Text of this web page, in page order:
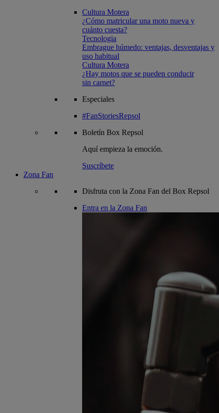
Cultura Motera
¿Cómo matricular una moto nueva y
cuánto cuesta?
Tecnologia
Embrague húmedo: ventajas, desventajas y
uso habitual
Cultura Motera
¿Hay motos que se pueden conducir
sin carnet?
Especiales
#FanStoriesRepsol
Boletín Box Repsol
Aquí empieza la emoción.
Suscríbete
Zona Fan
Disfruta con la Zona Fan del Box Repsol
Entra en la Zona Fan